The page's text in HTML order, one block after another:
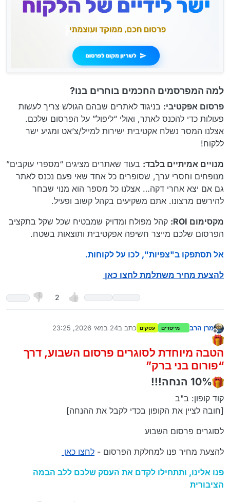
למה המפרסמים החכמים בוחרים בנו?
פרסום אפקטיבי: בניגוד לאתרים שבהם הגולש צריך לעשות
פעולות כדי להכנס לאתר, ואולי “ליפול” על הפרסום שלכם.
אצלנו המסר נשלח אקטיבית ישירות למייל/צ’אט ומגיע ישר
ללקוח!
מנויים אמיתיים בלבד: בעוד שאתרים מציגים “מספרי עוקבים”
מנופחים וחסרי ערך, שסופרים כל אחד שאי פעם נכנס לאתר
גם אם יצא אחרי דקה… אצלנו כל מספר הוא מנוי שבחר
להירשם מרצונו. אתם משקיעים בקהל קשוב ופעיל.
מקסימום ROI:
קהל מפולח ומדויק שמבטיח שכל שקל בתקציב
הפרסום שלכם מייצר חשיפה אפקטיבית ותוצאות בשטח.
אל תסתפקו ב"צפיות", לכו על לקוחות.
להצעת מחיר משתלמת לחצו כאן
2
מנותק
מרן הרב מייסדים עסקים כתב ב24 במאי 2026, 23:25
נערך לאחרונה על ידי מרן הרב
הטבה מיוחדת לסוגרים פרסום השבוע, דרך
“פורום בני ברק”
10% הנחה!!!
קוד קופון: ב"ב
[חובה לציין את הקופון בכדי לקבל את ההנחה]
לסוגרים פרסום השבוע
להצעת מחיר פנו למחלקת הפרסום - לחצו כאן
פנו אלינו, ותתחילו לקדם את העסק שלכם ללב הבמה
הציבורית